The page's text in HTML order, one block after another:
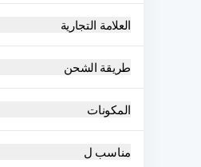
العلامة التجارية
طريقة الشحن
المكونات
مناسب ل